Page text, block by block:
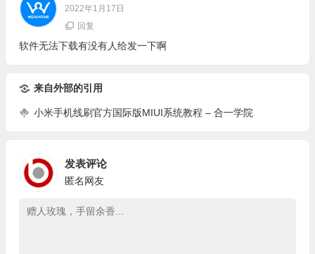
2022年1月17日
回复
软件无法下载有没有人给发一下啊
来自外部的引用
小米手机线刷官方国际版MIUI系统教程 – 合一学院
发表评论
匿名网友